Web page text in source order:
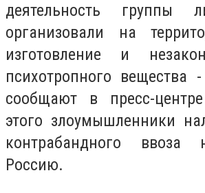
деятельность группы
организовали на
изготовление и
психотропного вещества
сообщают в пресс-
этого злоумышленники
контрабандного ввоза
Россию.